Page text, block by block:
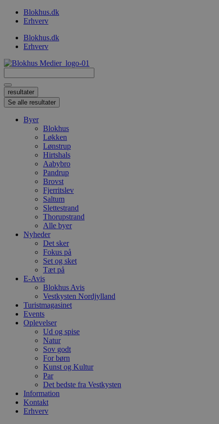
VidereBlokhus.dk
Erhverv
Blokhus.dk
Erhverv
...
resultater
Se alle resultater
Byer
Blokhus
Løkken
Lønstrup
Hirtshals
Aabybro
Pandrup
Brovst
Fjerritslev
Saltum
Slettestrand
Thorupstrand
Alle byer
Nyheder
Det sker
Fokus på
Set og sket
Tæt på
E-Avis
Blokhus Avis
Vestkysten Nordjylland
Turistmagasinet
Events
Oplevelser
Ud og spise
Natur
Sov godt
For børn
Kunst og Kultur
Par
Det bedste fra Vestkysten
Information
Kontakt
Erhverv